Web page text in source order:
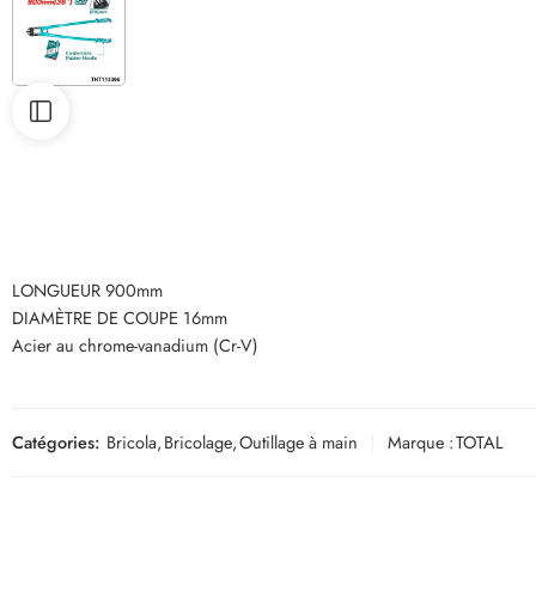
LONGUEUR 900mm
DIAMÈTRE DE COUPE 16mm
Acier au chrome-vanadium (Cr-V)
Catégories: Bricola,Bricolage,Outillage à main Marque :TOTAL